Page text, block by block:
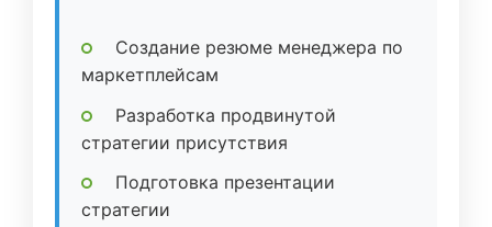
Создание резюме менеджера по
маркетплейсам
Разработка продвинутой
стратегии присутствия
Подготовка презентации
стратегии